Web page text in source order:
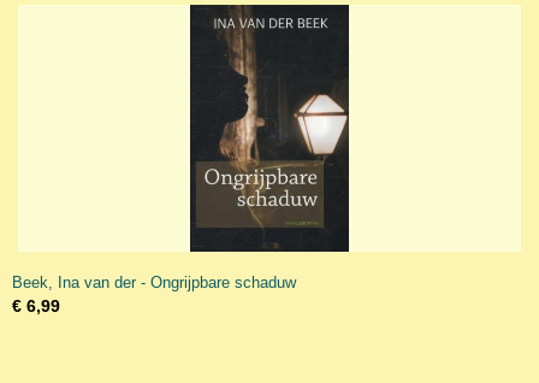
Beek, Ina van der - Ongrijpbare schaduw
€ 6,99